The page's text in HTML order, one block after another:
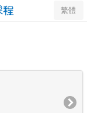
繁體